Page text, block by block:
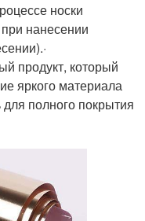
носки
нанесении
продукт, который
яркого материала
для полного покрытия